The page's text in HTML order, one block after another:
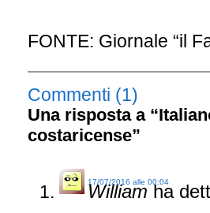
FONTE: Giornale “il
Commenti (1)
Una risposta a
costaricense”
William ha
17/07/2016 alle 00:04